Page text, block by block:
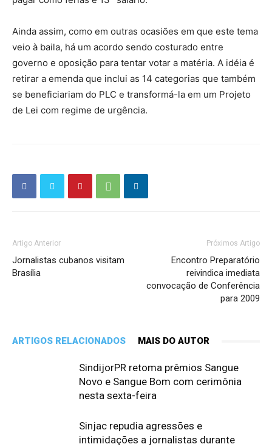
Ainda assim, como em outras ocasiões em que este tema
veio à baila, há um acordo sendo costurado entre
governo e oposição para tentar votar a matéria. A idéia é
retirar a emenda que inclui as 14 categorias que também
se beneficiariam do PLC e transformá-la em um Projeto
de Lei com regime de urgência.
Artigo Anterior
Jornalistas cubanos visitam
Brasília
Próximos Artigo
Encontro Preparatório
reivindica imediata
convocação de Conferência
para 2009
ARTIGOS RELACIONADOS MAIS DO AUTOR
SindijorPR retoma prêmios Sangue
Novo e Sangue Bom com cerimônia
nesta sexta-feira
Sinjac repudia agressões e
intimidações a jornalistas durante